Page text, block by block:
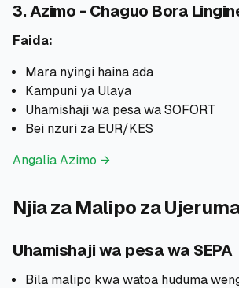
3. Azimo - Chaguo Bora
Faida:
Mara nyingi haina ada
Kampuni ya Ulaya
Uhamishaji wa pesa wa SOFORT
Bei nzuri za EUR/KES
Angalia Azimo →
Njia za Malipo za
Uhamishaji wa pesa wa SEPA
Bila malipo kwa watoa huduma